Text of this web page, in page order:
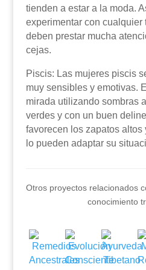
tienden a estar a la moda.
experimentar con cualquier
deben prestar mucha
cejas.
Piscis: Las mujeres piscis
muy sensibles y emotivas.
mirada utilizando sombras
verdes y con un buen
favorecen los zapatos altos
lo pueden adaptar su
Otros proyectos relacionados
conocimiento